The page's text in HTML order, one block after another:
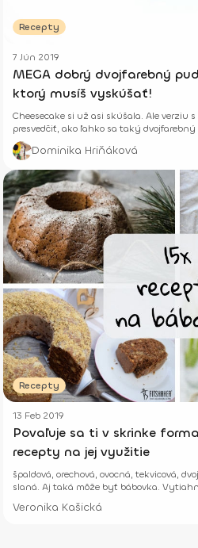
Recepty
7 Jún 2019
MEGA dobrý dvojfarebný
ktorý musíš vyskúšať!
Cheesecake si už asi skúšala. Ale verziu
presvedčiť, ako ľahko sa taký
Dominika Hriňáková
Recepty
13 Feb 2019
Povaľuje sa ti v skrinke
recepty na jej využitie
špaldová, orechová, ovocná, tekvicová,
slaná. Aj taká môže byť bábovka.
Veronika Kašická